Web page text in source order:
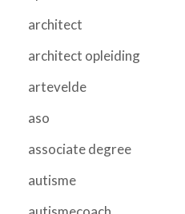
architect
architect opleiding
artevelde
aso
associate degree
autisme